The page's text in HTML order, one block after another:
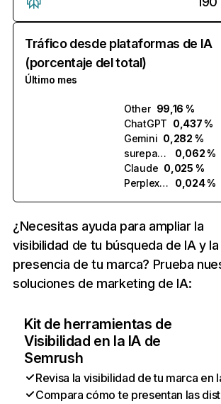
Tráfico desde plataformas de IA
(porcentaje del total)
Último mes
Other 99,16 %
ChatGPT 0,437 %
Gemini 0,282 %
surepath.ai
0,062 %
Claude 0,025 %
Perplexity
0,024 %
¿Necesitas ayuda para ampliar la
visibilidad de tu búsqueda de IA y la
presencia de tu marca? Prueba
soluciones de marketing de IA:
Kit de herramientas de
Visibilidad en la IA de
Semrush
Revisa la visibilidad de tu marca en
Compara cómo te presentan las